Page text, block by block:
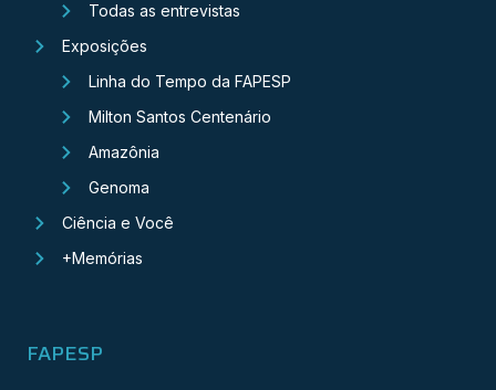
Todas as entrevistas
Exposições
Linha do Tempo da FAPESP
Milton Santos Centenário
Amazônia
Genoma
Ciência e Você
+Memórias
FAPESP